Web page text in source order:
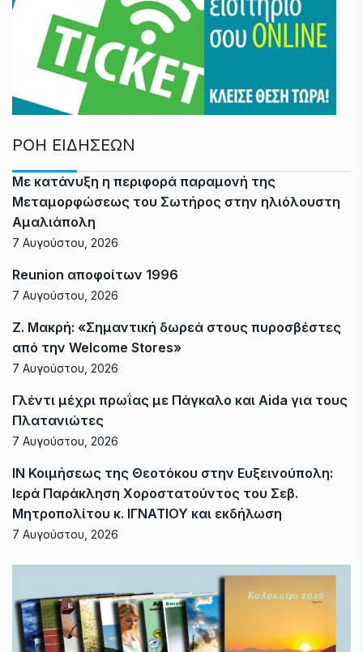
ΡΟΗ ΕΙΔΗΣΕΩΝ
Με κατάνυξη η περιφορά παραμονή της
Μεταμορφώσεως του Σωτήρος στην ηλιόλουστη
Αμαλιάπολη
7 Αυγούστου, 2026
Reunion αποφοίτων 1996
7 Αυγούστου, 2026
Ζ. Μακρή: «Σημαντική δωρεά στους πυροσβέστες
από την Welcome Stores»
7 Αυγούστου, 2026
Γλέντι μέχρι πρωΐας με Πάγκαλο και Aida για τους
Πλατανιώτες
7 Αυγούστου, 2026
ΙΝ Κοιμήσεως της Θεοτόκου στην Ευξεινούπολη:
Ιερά Παράκληση Χοροστατούντος του Σεβ.
Μητροπολίτου κ. ΙΓΝΑΤΙΟΥ και εκδήλωση
7 Αυγούστου, 2026